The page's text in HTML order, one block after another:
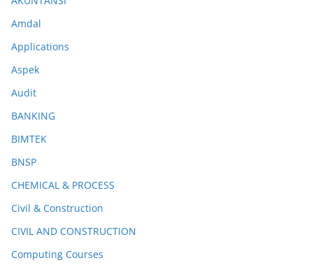
Amdal
Applications
Aspek
Audit
BANKING
BIMTEK
BNSP
CHEMICAL & PROCESS
Civil & Construction
CIVIL AND CONSTRUCTION
Computing Courses